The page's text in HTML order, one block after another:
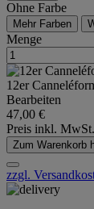
Ohne Farbe
Mehr Farben
Menge
12er
Bearbeiten
47,00 €
Preis inkl. MwSt.
Zum Warenkorb
zzgl.